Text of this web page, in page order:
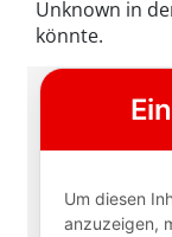
Unknown in
könnte.